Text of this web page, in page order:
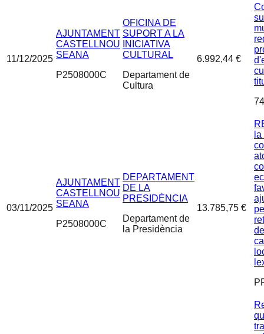
11/12/2025
AJUNTAMENT
CASTELLNOU
SEANA
P2508000C
OFICINA DE
SUPORT A LA
INICIATIVA
CULTURAL
Departament de
Cultura
6.992,44 €
03/11/2025
AJUNTAMENT
CASTELLNOU
SEANA
P2508000C
DEPARTAMENT
DE LA
PRESIDÈNCIA
Departament de
la Presidència
13.785,75 €